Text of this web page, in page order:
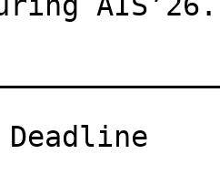
Deadline